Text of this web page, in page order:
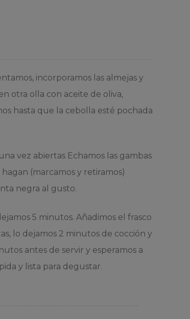
incorporamos las almejas y
otra olla con aceite de oliva,
hasta que la cebolla esté pochada
vez abiertas Echamos las gambas
(marcamos y retiramos)
negra al gusto.
5 minutos. Añadimos el frasco
lo dejamos 2 minutos de cocción y
antes de servir y esperamos a
y lista para degustar.